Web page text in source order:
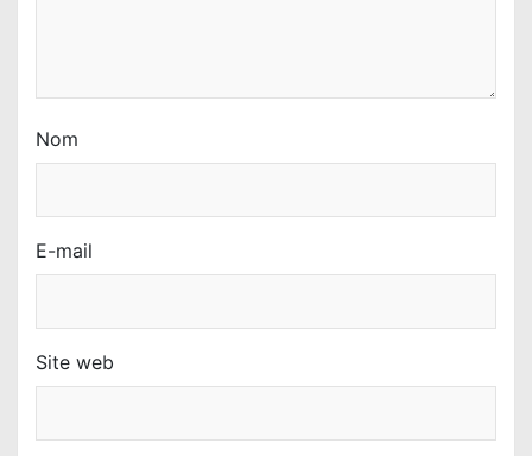
Nom
E-mail
Site web